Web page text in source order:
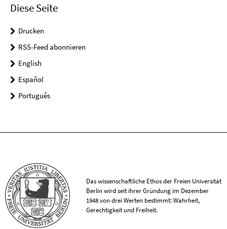
Diese Seite
Drucken
RSS-Feed abonnieren
English
Español
Português
Das wissenschaftliche Ethos der Freien Universität
Berlin wird seit ihrer Gründung im Dezember
1948 von drei Werten bestimmt: Wahrheit,
Gerechtigkeit und Freiheit.